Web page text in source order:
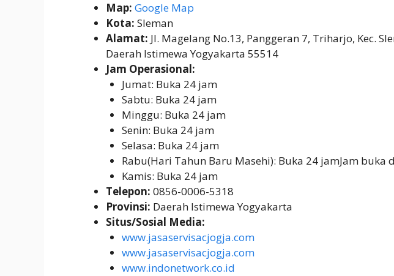
Map: Google Map
Kota: Sleman
Alamat: Jl. Magelang No.13, Panggeran 7, Triharjo, Kec.
Daerah Istimewa Yogyakarta 55514
Jam Operasional:
Jumat: Buka 24 jam
Sabtu: Buka 24 jam
Minggu: Buka 24 jam
Senin: Buka 24 jam
Selasa: Buka 24 jam
Rabu(Hari Tahun Baru Masehi): Buka 24 jamJam buka
Kamis: Buka 24 jam
Telepon: 0856-0006-5318
Provinsi: Daerah Istimewa Yogyakarta
Situs/Sosial Media:
www.jasaservisacjogja.com
www.jasaservisacjogja.com
www.indonetwork.co.id